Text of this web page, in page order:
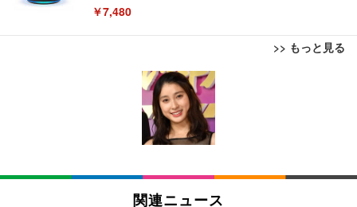
￥7,480
>> もっと見る
[EdoErgo] オフィスチェア 椅子 テレワーク 疲れな
い 跳ね上げ式アームレスト コンパクト 約105度ロッ
キング pc 事務椅子 360度回転 座面昇降 強化ナイロ
ン樹脂ベース 通気性メッシュ 在宅ワーク H-WY01
(黒網+黒枠+黒足)
SIHOO B100 オフィスチェア／デスクチェア メッシ
ュチェア 人間工学 疲れない ブラック
EIZO ビジネス向けプレミアムモニター | FlexScan
EV3240X-WT | 31.5型4K UHD・USB Type-C・ホワ
EIZO ビジネス向けプレミアムモニター | FlexScan
Amazonベーシック ペットシーツ 薄型 レギュラー 1
回使い捨て 無香料 ホワイト 300枚
Amazonベーシック ペットシーツ 厚型 ワイド 42枚
x2袋(84枚) ホワイト(吸収面:ライトブルー)
関連ニュース